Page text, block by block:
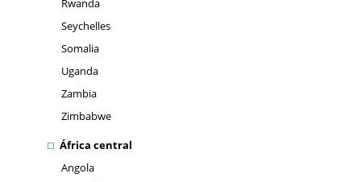
Rwanda
Seychelles
Somalia
Uganda
Zambia
Zimbabwe
África central
Angola